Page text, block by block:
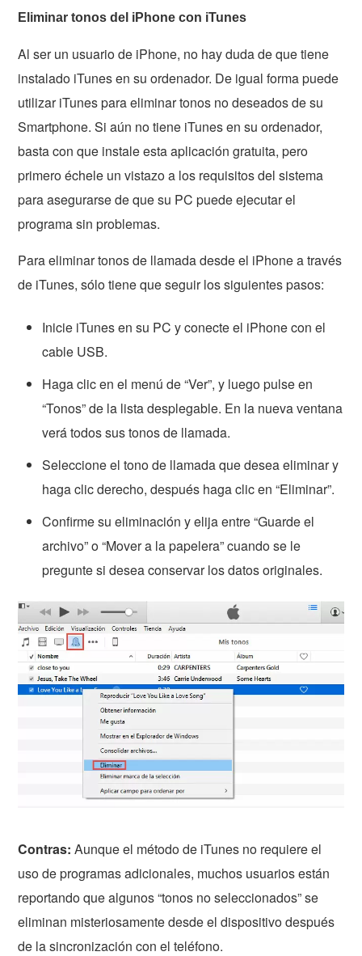
Eliminar tonos del iPhone con iTunes
Al ser un usuario de iPhone, no hay duda de que tiene
instalado iTunes en su ordenador. De igual forma puede
utilizar iTunes para eliminar tonos no deseados de su
Smartphone. Si aún no tiene iTunes en su ordenador,
basta con que instale esta aplicación gratuita, pero
primero échele un vistazo a los requisitos del sistema
para asegurarse de que su PC puede ejecutar el
programa sin problemas.
Para eliminar tonos de llamada desde el iPhone a través
de iTunes, sólo tiene que seguir los siguientes pasos:
Inicie iTunes en su PC y conecte el iPhone con el
cable USB.
Haga clic en el menú de “Ver”, y luego pulse en
“Tonos” de la lista desplegable. En la nueva ventana
verá todos sus tonos de llamada.
Seleccione el tono de llamada que desea eliminar y
haga clic derecho, después haga clic en “Eliminar”.
Confirme su eliminación y elija entre “Guarde el
archivo” o “Mover a la papelera” cuando se le
pregunte si desea conservar los datos originales.
Contras: Aunque el método de iTunes no requiere el
uso de programas adicionales, muchos usuarios están
reportando que algunos “tonos no seleccionados” se
eliminan misteriosamente desde el dispositivo después
de la sincronización con el teléfono.